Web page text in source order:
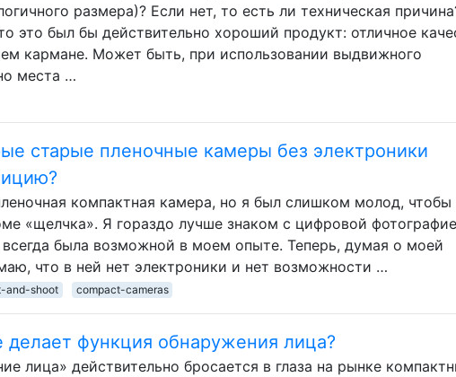
размера)? Если нет, то есть ли техническая
это был бы действительно хороший продукт: отличное
кармане. Может быть, при использовании выдвижного
места …
старые пленочные камеры без электроники
компактная камера, но я был слишком молод, чтобы
«щелчка». Я гораздо лучше знаком с цифровой
всегда была возможной в моем опыте. Теперь, думая о моей
что в ней нет электроники и нет возможности …
and-shoot compact-cameras
функция обнаружения лица?
лица» действительно бросается в глаза на рынке